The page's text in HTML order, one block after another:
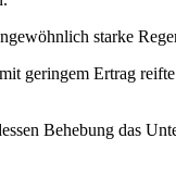
starke
geringem Ertrag
Behebung das